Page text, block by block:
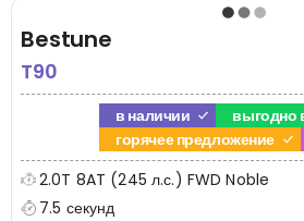
Bestune
T90
в наличии
выгодно
горячее предложение
2.0T 8AT (245 л.с.) FWD Noble
7.5 секунд